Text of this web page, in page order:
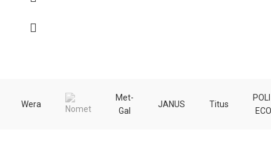
Wera
Met-
Gal
JANUS Titus
ECO